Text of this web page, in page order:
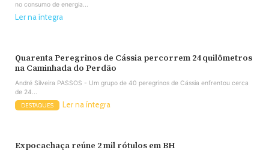
no consumo de energia...
Ler na íntegra
Quarenta Peregrinos de Cássia percorrem 24 quilômetros
na Caminhada do Perdão
André Silveira PASSOS - Um grupo de 40 peregrinos de Cássia enfrentou cerca
de 24...
DESTAQUES Ler na íntegra
Expocachaça reúne 2 mil rótulos em BH